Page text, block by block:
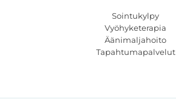
Sointukylpy
Vyöhyketerapia
Äänimaljahoito
Tapahtumapalvelut